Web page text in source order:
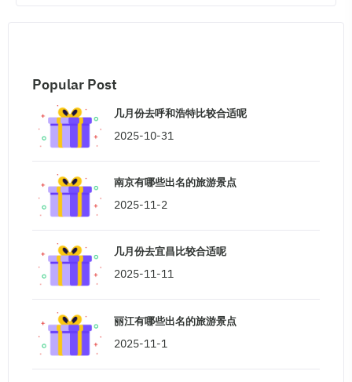
Popular Post
几月份去呼和浩特比较合适呢
2025-10-31
南京有哪些出名的旅游景点
2025-11-2
几月份去宜昌比较合适呢
2025-11-11
丽江有哪些出名的旅游景点
2025-11-1